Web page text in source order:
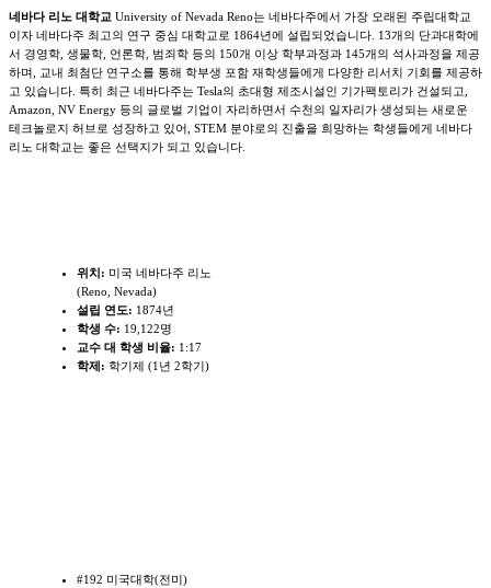
네바다 리노 대학교 University of Nevada Reno는 네바다주에서 가장 오래된 주립대학교
이자 네바다주 최고의 연구 중심 대학교로 1864년에 설립되었습니다. 13개의 단과대학에
서 경영학, 생물학, 언론학, 범죄학 등의 150개 이상 학부과정과 145개의 석사과정을 제공
하며, 교내 최첨단 연구소를 통해 학부생 포함 재학생들에게 다양한 리서치 기회를 제공하
고 있습니다. 특히 최근 네바다주는 Tesla의 초대형 제조시설인 기가팩토리가 건설되고,
Amazon, NV Energy 등의 글로벌 기업이 자리하면서 수천의 일자리가 생성되는 새로운
테크놀로지 허브로 성장하고 있어, STEM 분야로의 진출을 희망하는 학생들에게 네바다
리노 대학교는 좋은 선택지가 되고 있습니다.
위치: 미국 네바다주 리노
(Reno, Nevada)
설립 연도: 1874년
학생 수: 19,122명
교수 대 학생 비율: 1:17
학제:학기제 (1년 2학기)
#192 미국대학(전미)